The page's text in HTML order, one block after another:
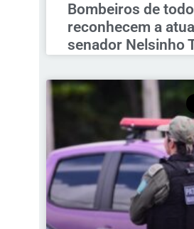
Bombeiros de
reconhecem a
senador Nelsinho